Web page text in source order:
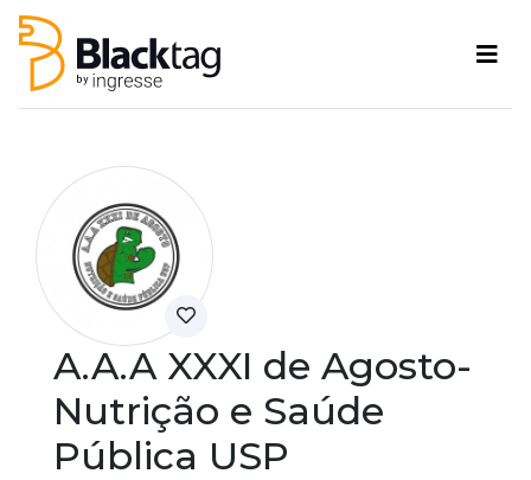
A.A.A XXXI de Agosto-
Nutrição e Saúde
Pública USP